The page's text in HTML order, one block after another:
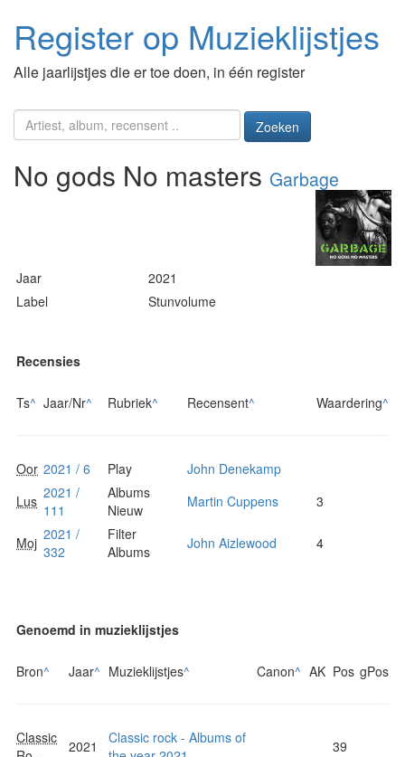
Register op Muzieklijstjes
Alle jaarlijstjes die er toe doen, in één register
Zoeken
No gods No masters Garbage
Jaar
2021
Label
Stunvolume
Recensies
Ts^ Jaar/Nr^ Rubriek^ Recensent^ Waardering^
Oor 2021 / 6 Play
John Denekamp
Lus 2021 /
111
Albums
Nieuw
Martin Cuppens 3
Moj 2021 /
332
Filter
Albums
John Aizlewood 4
Genoemd in muzieklijstjes
Bron^ Jaar^ Muzieklijstjes^ Canon^ AK Pos gPos
Classic
2021
Classic rock - Albums of
39